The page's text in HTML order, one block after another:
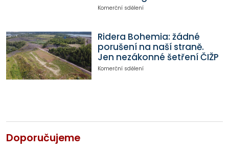
Komerční sdělení
Ridera Bohemia: žádné
porušení na naší straně.
Jen nezákonné šetření ČIŽP
Komerční sdělení
Doporučujeme